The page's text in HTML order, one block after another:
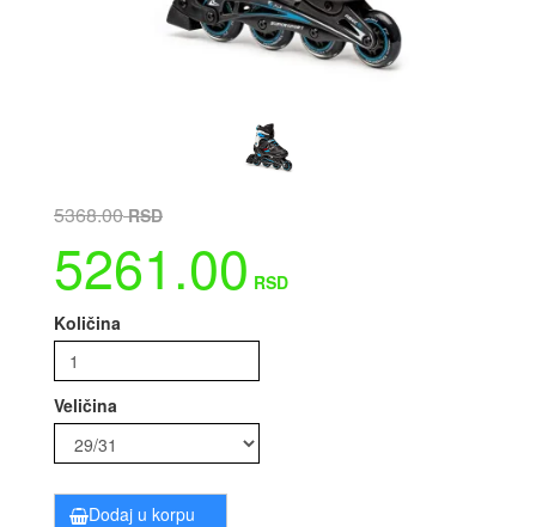
5368.00RSD
5261.00 RSD
Količina
Veličina
Dodaj u korpu